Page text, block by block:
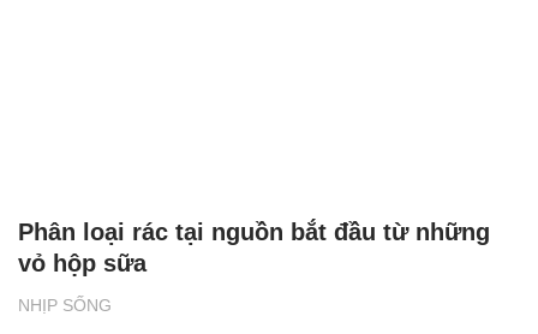
NHỊP SỐNG
Phân loại rác tại nguồn bắt đầu từ những
vỏ hộp sữa